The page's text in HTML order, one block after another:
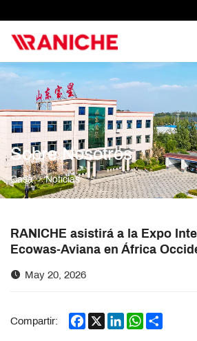
Sobre Nosotros
Casa Noticias
RANICHE asistirá a la Expo
Ecowas-Aviana en África
May 20, 2026
Compartir: Facebook
X LinkedInWhatsApp